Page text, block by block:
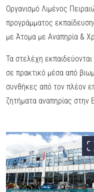
Οργανισμό Λιμένος
προγράμματος
με Άτομα με Αναπηρία &
Τα στελέχη
σε πρακτικό μέσα από
συνθήκες από τον πλέον
ζητήματα αναπηρίας στην